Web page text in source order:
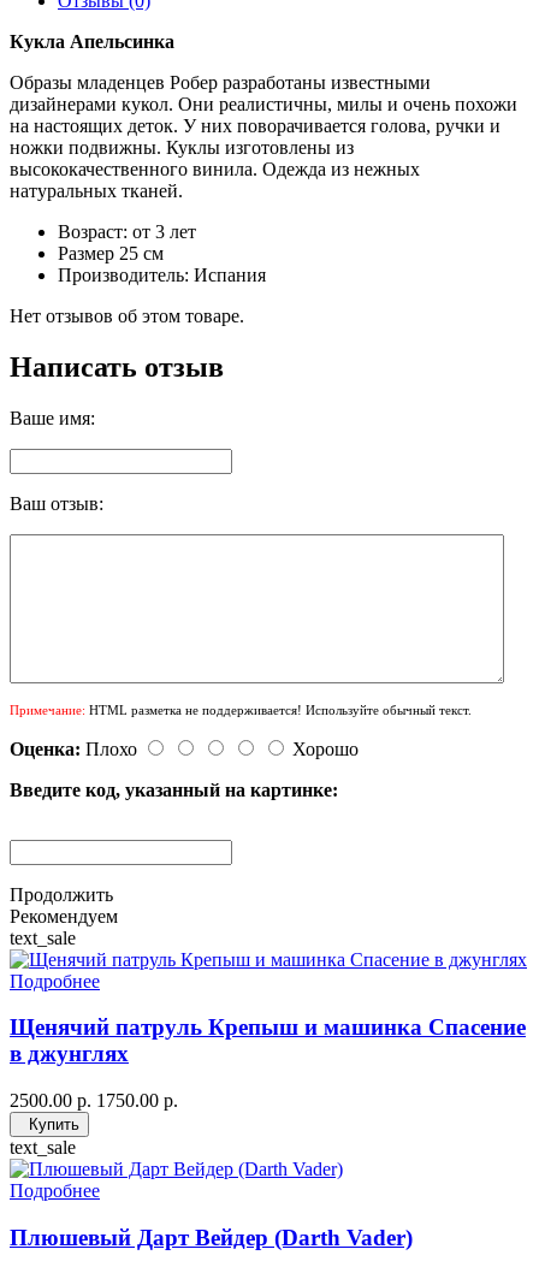
Кукла Апельсинка
Образы младенцев Робер разработаны известными
дизайнерами кукол. Они реалистичны, милы и очень похожи
на настоящих деток. У них поворачивается голова, ручки и
ножки подвижны. Куклы изготовлены из
высококачественного винила. Одежда из нежных
натуральных тканей.
Возраст: от 3 лет
Размер 25 см
Производитель: Испания
Нет отзывов об этом товаре.
Написать отзыв
Ваше имя:
Ваш отзыв:
Примечание: HTML разметка не поддерживается! Используйте обычный текст.
Оценка: Плохо
Хорошо
Введите код, указанный на картинке:
Продолжить
Рекомендуем
text_sale
Подробнее
Щенячий патруль Крепыш и машинка Спасение
в джунглях
2500.00 р. 1750.00 р.
Купить
text_sale
Подробнее
Плюшевый Дарт Вейдер (Darth Vader)